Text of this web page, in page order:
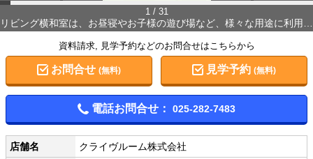
1 / 31
リビング横和室は、お昼寝やお子様の遊び場など、様々な用途に利用可能。
資料請求, 見学予約などのお問合せはこちらから
お問合せ (無料) 見学予約(無料)
電話お問合せ： 025-282-7483
店舗名
クライヴルーム株式会社